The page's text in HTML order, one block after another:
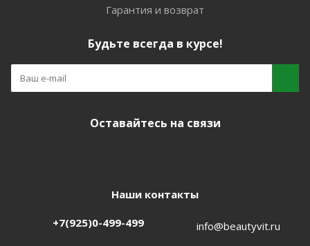
Гарантия и возврат
Будьте всегда в курсе!
Оставайтесь на связи
Наши контакты
+7(925)0-499-499 info@beautyvit.ru